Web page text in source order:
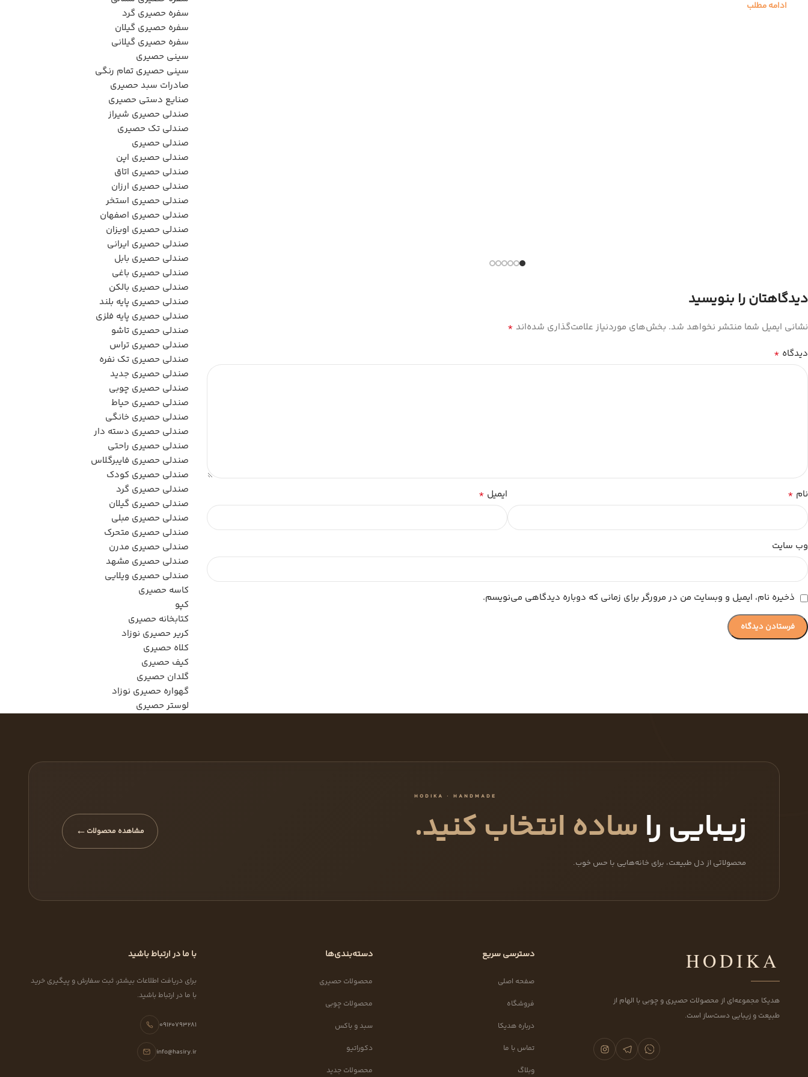
ادامه مطلب
دیدگاهتان را بنویسید
نشانی ایمیل شما منتشر نخواهد شد. بخش‌های موردنیاز علامت‌گذاری شده‌اند *
دیدگاه *
نام * ایمیل *
وب‌ سایت
ذخیره نام، ایمیل و وبسایت من در مرورگر برای زمانی که دوباره دیدگاهی می‌نویسم.
سفره حصیری گرد
سفره حصیری گیلان
سفره حصیری گیلانی
سینی حصیری
سینی حصیری تمام رنگی
صادرات سبد حصیری
صنایع دستی حصیری
صندلي حصيري شيراز
صندلی تک حصیری
صندلی حصیری
صندلی حصیری اپن
صندلی حصیری اتاق
صندلی حصیری ارزان
صندلی حصیری استخر
صندلی حصیری اصفهان
صندلی حصیری اویزان
صندلی حصیری ایرانی
صندلی حصیری بابل
صندلی حصیری باغی
صندلی حصیری بالکن
صندلی حصیری پایه بلند
صندلی حصیری پایه فلزی
صندلی حصیری تاشو
صندلی حصیری تراس
صندلی حصیری تک نفره
صندلی حصیری جدید
صندلی حصیری چوبی
صندلی حصیری حیاط
صندلی حصیری خانگی
صندلی حصیری دسته دار
صندلی حصیری راحتی
صندلی حصیری فایبرگلاس
صندلی حصیری کودک
صندلی حصیری گرد
صندلی حصیری گیلان
صندلی حصیری مبلی
صندلی حصیری متحرک
صندلی حصیری مدرن
صندلی حصیری مشهد
صندلی حصیری ویلایی
کاسه حصیری
کپو
کتابخانه حصیری
کریر حصیری نوزاد
کلاه حصیری
کیف حصیری
گلدان حصیری
گهواره حصیری نوزاد
لوستر حصیری
HODIKA · HANDMADE
زیبایی را ساده انتخاب کنید.
محصولاتی از دل طبیعت، برای خانه‌هایی با حس خوب.
مشاهده محصولات ←
HODIKA
هدیکا مجموعه‌ای از محصولات حصیری و چوبی با الهام از
طبیعت و زیبایی دست‌ساز است.
دسترسی سریع
صفحه اصلی
فروشگاه
درباره هدیکا
تماس با ما
وبلاگ
دسته‌بندی‌ها
محصولات حصیری
محصولات چوبی
سبد و باکس
دکوراتیو
محصولات جدید
با ما در ارتباط باشید
برای دریافت اطلاعات بیشتر، ثبت سفارش و پیگیری خرید
با ما در ارتباط باشید.
09120793281
info@hasiry.ir